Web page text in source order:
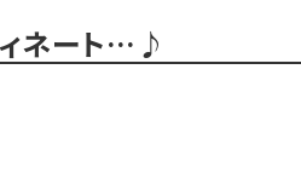
ィネート…♪